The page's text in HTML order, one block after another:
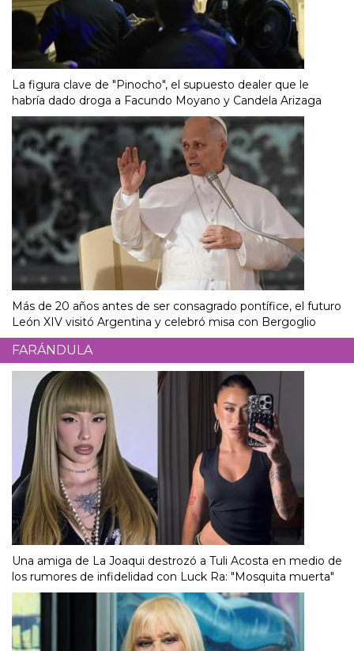
La figura clave de "Pinocho", el supuesto dealer que le
habría dado droga a Facundo Moyano y Candela Arizaga
Más de 20 años antes de ser consagrado pontífice, el futuro
León XIV visitó Argentina y celebró misa con Bergoglio
FARÁNDULA
Una amiga de La Joaqui destrozó a Tuli Acosta en medio de
los rumores de infidelidad con Luck Ra: "Mosquita muerta"